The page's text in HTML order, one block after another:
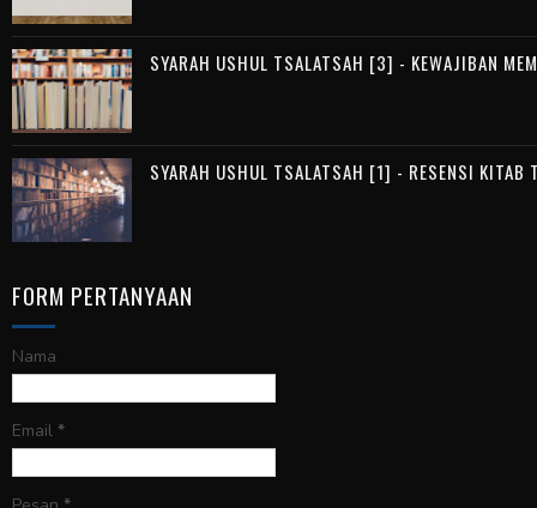
SYARAH USHUL TSALATSAH [3] - KEWAJIBAN
SYARAH USHUL TSALATSAH [1] - RESENSI KITAB
FORM PERTANYAAN
Nama
Email *